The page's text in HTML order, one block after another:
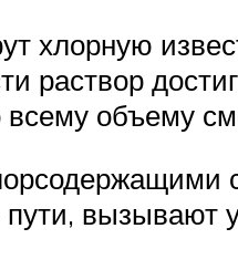
хлорную
раствор
всему объему
вызывают